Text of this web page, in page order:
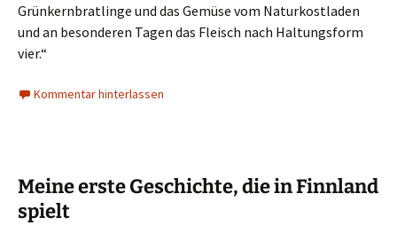
Grünkernbratlinge und das Gemüse vom Naturkostladen
und an besonderen Tagen das Fleisch nach Haltungsform
vier.“
Kommentar hinterlassen
Meine erste Geschichte, die in Finnland
spielt